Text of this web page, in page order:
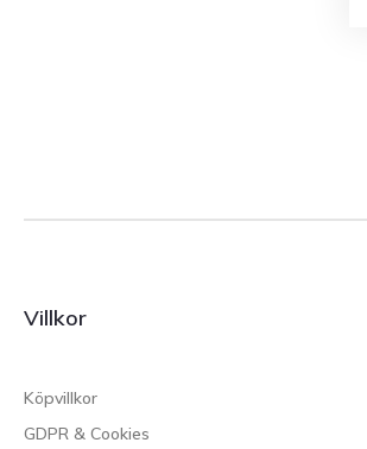
Villkor
Köpvillkor
GDPR & Cookies